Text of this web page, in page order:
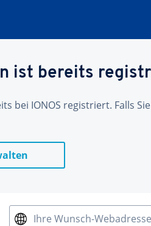
ist bereits
bei IONOS registriert. Falls
Ihre Wunsch-Webadresse